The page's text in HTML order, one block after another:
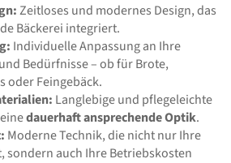
Zeitloses und modernes Design, das
Bäckerei integriert.
Individuelle Anpassung an Ihre
Bedürfnisse – ob für Brote,
oder Feingebäck.
Langlebige und pflegeleichte
dauerhaft ansprechende Optik.
Moderne Technik, die nicht nur Ihre
sondern auch Ihre Betriebskosten